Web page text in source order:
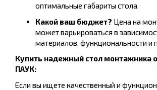
оптимальные габариты стола.
Какой ваш бюджет? Цена на
может варьироваться в
материалов, функциональности и
Купить надежный стол монтажника
ПАУК:
Если вы ищете качественный и